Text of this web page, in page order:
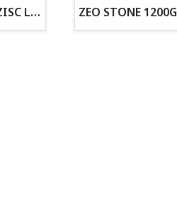
ZOGOFLEX DISCO ZISC L (21.6CM) FLUORESCENTE